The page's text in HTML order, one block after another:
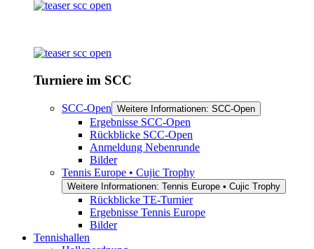
Turniere im SCC
SCC-Open Weitere Informationen: SCC-Open
Ergebnisse SCC-Open
Rückblicke SCC-Open
Anmeldung Nebenrunde
Bilder
Tennis Europe • Cujic Trophy
Weitere Informationen: Tennis Europe • Cujic Trophy
Rückblicke TE-Turnier
Ergebnisse Tennis Europe
Bilder
Tennishallen